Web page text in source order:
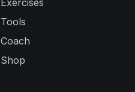
Exercises
Tools
Coach
Shop